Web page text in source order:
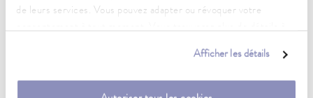
de leurs services. Vous pouvez adapter ou révoquer votre
Afficher les détails
5 ... 37 °C
Espace utile
Dimensions de l'espace utile (l x P x H)
900 x 600 x 500 mm